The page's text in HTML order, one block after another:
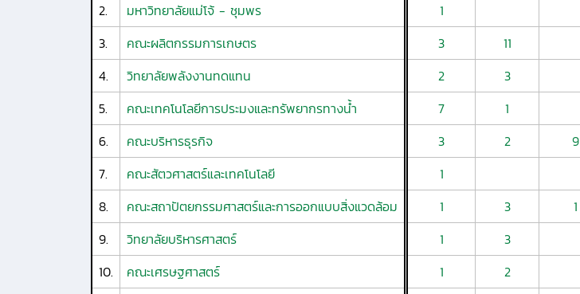
2.
มหาวิทยาลัยแม่โจ้ - ชุมพร 1
3.
คณะผลิตกรรมการเกษตร 3 11
4.
วิทยาลัยพลังงานทดแทน 2 3
5.
คณะเทคโนโลยีการประมงและทรัพยากรทางน้ำ 7 1
6.
คณะบริหารธุรกิจ 3 2 9
7.
คณะสัตวศาสตร์และเทคโนโลยี 1
8.
คณะสถาปัตยกรรมศาสตร์และการออกแบบสิ่งแวดล้อม 1 3 1
9.
วิทยาลัยบริหารศาสตร์ 1 3
10.
คณะเศรษฐศาสตร์ 1 2